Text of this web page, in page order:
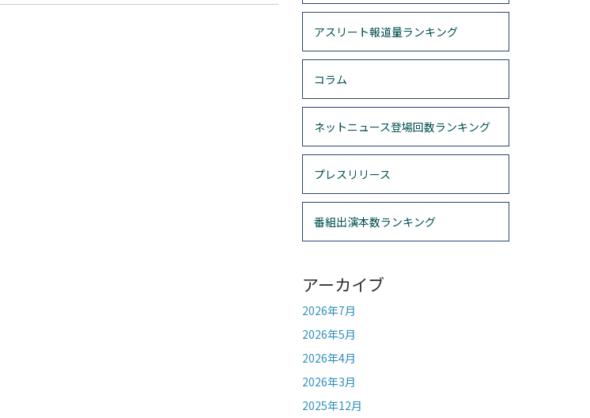
アスリート報道量ランキング
コラム
ネットニュース登場回数ランキング
プレスリリース
番組出演本数ランキング
アーカイブ
2026年7月
2026年5月
2026年4月
2026年3月
2025年12月